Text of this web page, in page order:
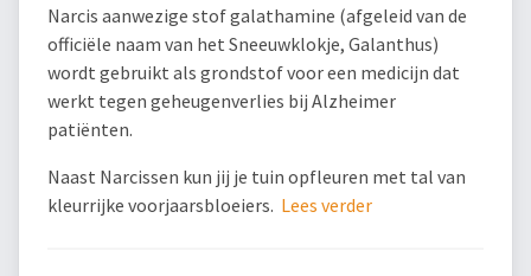
Narcis aanwezige stof galathamine (afgeleid van de
officiële naam van het Sneeuwklokje, Galanthus)
wordt gebruikt als grondstof voor een medicijn dat
werkt tegen geheugenverlies bij Alzheimer
patiënten.
Naast Narcissen kun jij je tuin opfleuren met tal van
kleurrijke voorjaarsbloeiers. Lees verder